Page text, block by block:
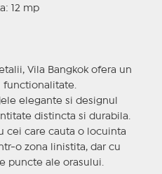
12 mp
Vila Bangkok ofera un
elegante si designul
distincta si durabila.
cei care cauta o locuinta
o zona linistita, dar cu
puncte ale orasului.